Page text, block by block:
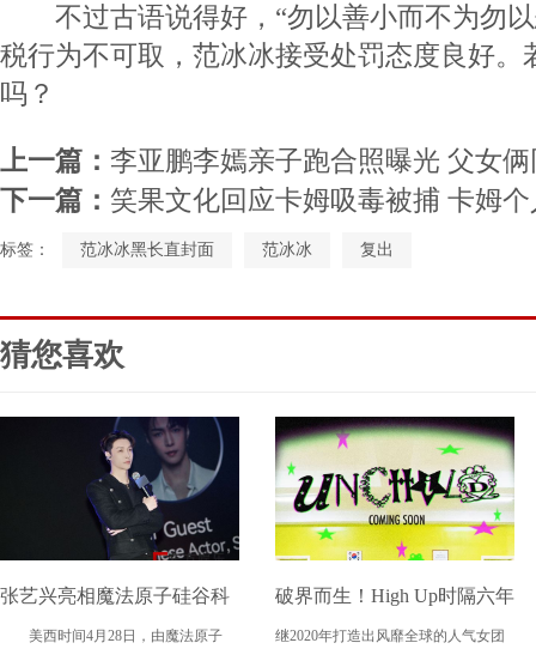
不过古语说得好，“勿以善小而不为勿以
税行为不可取，范冰冰接受处罚态度良好。
吗？
上一篇： 李亚鹏李嫣亲子跑合照曝光 父女
下一篇： 笑果文化回应卡姆吸毒被捕 卡姆
标签： 范冰冰黑长直封面 范冰冰 复出
猜您喜欢
张艺兴亮相魔法原子硅谷科
技盛会 助力中国科技与文化
美西时间4月28日，由魔法原子
破界而生！High Up时隔六年
再出王牌 新女团UNCHILD
继2020年打造出风靡全球的人气女团